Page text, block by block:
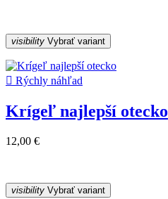
visibility Vybrať variant
 Rýchly náhľad
Krígeľ najlepší otecko
12,00 €
visibility Vybrať variant